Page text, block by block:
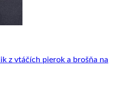
z vtáčích pierok a brošňa na